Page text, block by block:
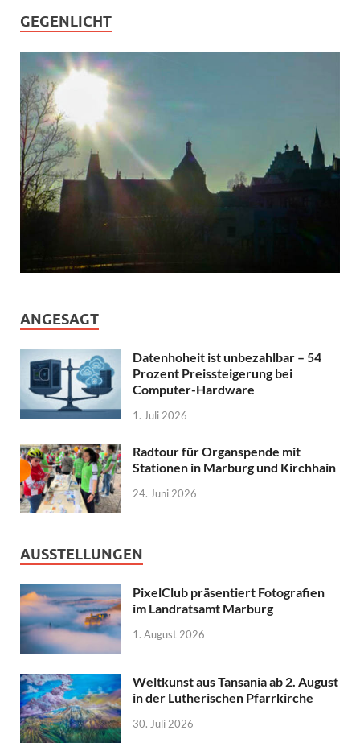
GEGENLICHT
ANGESAGT
Datenhoheit ist unbezahlbar – 54
Prozent Preissteigerung bei
Computer-Hardware
1. Juli 2026
Radtour für Organspende mit
Stationen in Marburg und Kirchhain
24. Juni 2026
AUSSTELLUNGEN
PixelClub präsentiert Fotografien
im Landratsamt Marburg
1. August 2026
Weltkunst aus Tansania ab 2. August
in der Lutherischen Pfarrkirche
30. Juli 2026